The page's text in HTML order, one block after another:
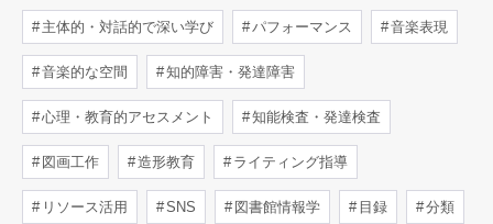
主体的・対話的で深い学び パフォーマンス 音楽表現
音楽的な空間 知的障害・発達障害
心理・教育的アセスメント 知能検査・発達検査
図画工作 造形教育 ライティング指導
リソース活用 SNS 図書館情報学 目録 分類